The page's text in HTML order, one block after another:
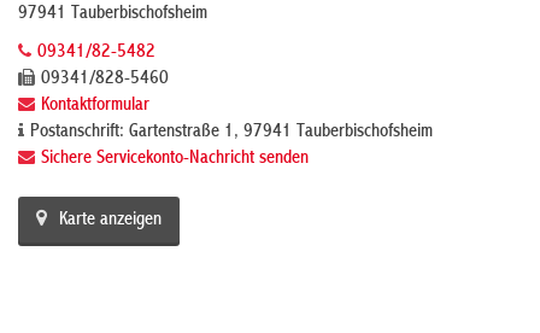
97941 Tauberbischofsheim
09341/82-5482
09341/828-5460
Kontaktformular
Postanschrift: Gartenstraße 1, 97941 Tauberbischofsheim
Sichere Servicekonto-Nachricht senden
Karte anzeigen